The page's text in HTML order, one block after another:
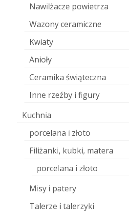
Nawilżacze powietrza
Wazony ceramiczne
Kwiaty
Anioły
Ceramika świąteczna
Inne rzeźby i figury
Kuchnia
porcelana i złoto
Filiżanki, kubki, matera
porcelana i złoto
Misy i patery
Talerze i talerzyki